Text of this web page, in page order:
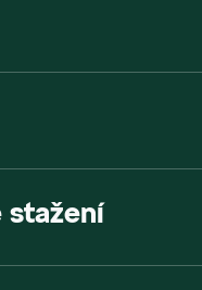
stažení